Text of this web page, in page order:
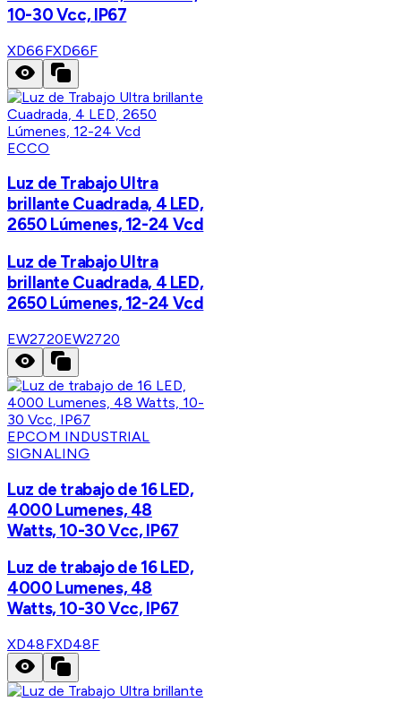
10-30 Vcc, IP67
XD66FXD66F
ECCO
Luz de Trabajo Ultra
brillante Cuadrada, 4 LED,
2650 Lúmenes, 12-24 Vcd
Luz de Trabajo Ultra
brillante Cuadrada, 4 LED,
2650 Lúmenes, 12-24 Vcd
EW2720EW2720
EPCOM INDUSTRIAL
SIGNALING
Luz de trabajo de 16 LED,
4000 Lumenes, 48
Watts, 10-30 Vcc, IP67
Luz de trabajo de 16 LED,
4000 Lumenes, 48
Watts, 10-30 Vcc, IP67
XD48FXD48F